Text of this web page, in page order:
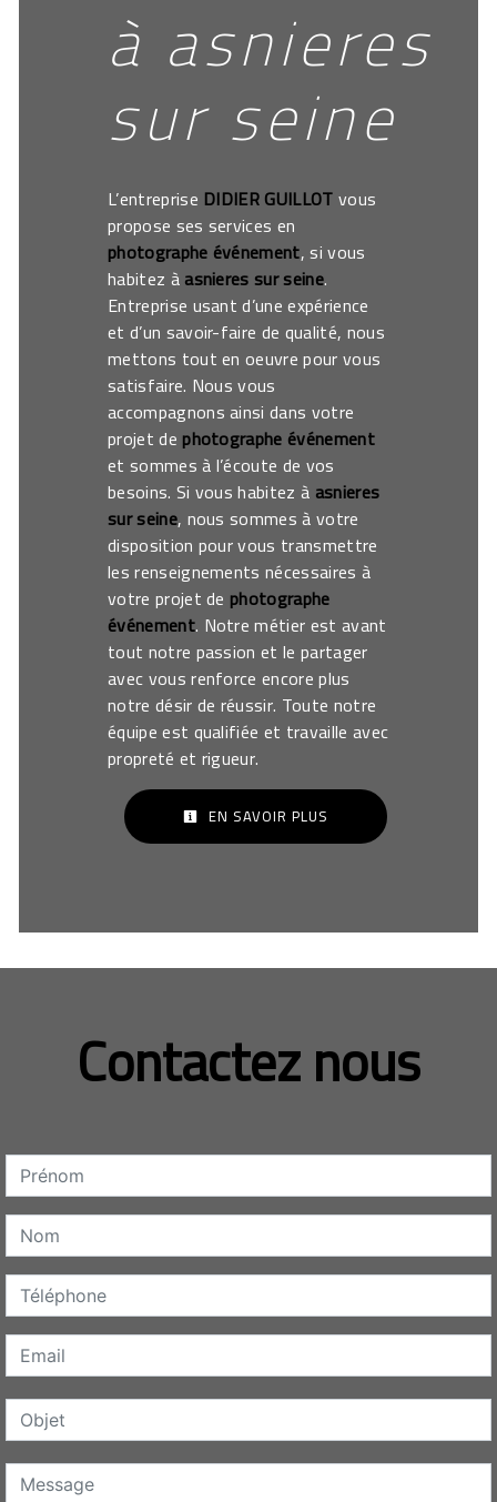
à asnieres
sur seine
L’entreprise DIDIER GUILLOTvous
propose ses services en
photographe événement, si vous
habitez àasnieres sur seine.
Entreprise usant d’une expérience
et d’un savoir-faire de qualité, nous
mettons tout en oeuvre pour vous
satisfaire. Nous vous
accompagnons ainsi dans votre
projet de photographe événement
et sommes à l’écoute de vos
besoins. Si vous habitez à asnieres
sur seine, nous sommes à votre
disposition pour vous transmettre
les renseignements nécessaires à
votre projet de photographe
événement. Notre métier est avant
tout notre passion et le partager
avec vous renforce encore plus
notre désir de réussir. Toute notre
équipe est qualifiée et travaille avec
propreté et rigueur.
EN SAVOIR PLUS
Contactez nous